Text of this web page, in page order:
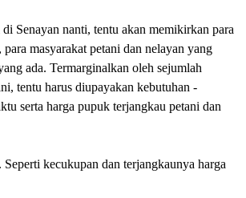
Senayan nanti, tentu akan memikirkan para
masyarakat petani dan nelayan yang
ada. Termarginalkan oleh sejumlah
tentu harus diupayakan kebutuhan -
serta harga pupuk terjangkau petani dan
kecukupan dan terjangkaunya harga